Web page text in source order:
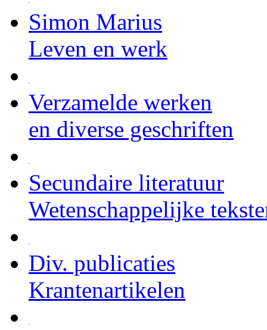
Simon Marius
Leven en werk
Verzamelde werken
en diverse geschriften
Secundaire literatuur
Wetenschappelijke
Div. publicaties
Krantenartikelen